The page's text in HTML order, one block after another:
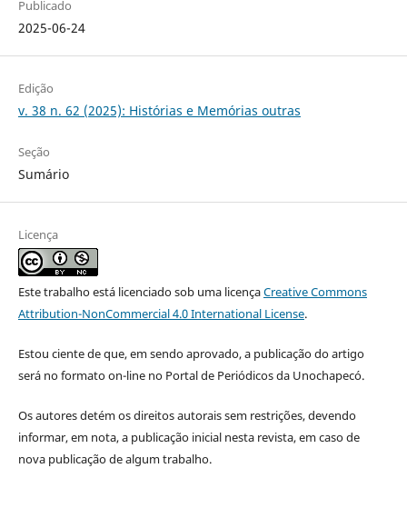
Publicado
2025-06-24
Edição
v. 38 n. 62 (2025): Histórias e Memórias outras
Seção
Sumário
Licença
Este trabalho está licenciado sob uma licençaCreative Commons
Attribution-NonCommercial 4.0 International License.
Estou ciente de que, em sendo aprovado, a publicação do artigo
será no formato on-line no Portal de Periódicos da Unochapecó.
Os autores detém os direitos autorais sem restrições, devendo
informar, em nota, a publicação inicial nesta revista, em caso de
nova publicação de algum trabalho.